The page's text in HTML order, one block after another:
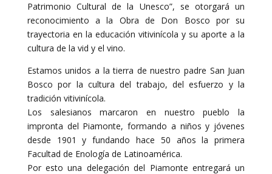
Patrimonio Cultural de la Unesco”, se otorgará un
reconocimiento a la Obra de Don Bosco por su
trayectoria en la educación vitivinícola y su aporte a la
cultura de la vid y el vino.
Estamos unidos a la tierra de nuestro padre San Juan
Bosco por la cultura del trabajo, del esfuerzo y la
tradición vitivinícola.
Los salesianos marcaron en nuestro pueblo la
impronta del Piamonte, formando a niños y jóvenes
desde 1901 y fundando hace 50 años la primera
Facultad de Enología de Latinoamérica.
Por esto una delegación del Piamonte entregará un